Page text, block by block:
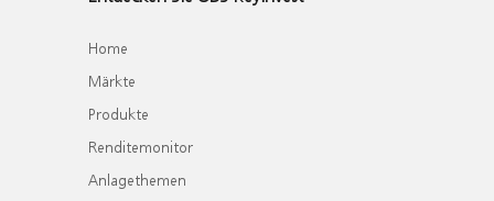
Home
Märkte
Produkte
Renditemonitor
Anlagethemen